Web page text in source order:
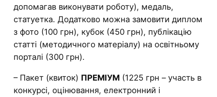
допомагав виконувати роботу), медаль,
статуетка. Додатково можна замовити диплом
з фото (100 грн), кубок (450 грн), публікацію
статті (методичного матеріалу) на освітньому
порталі (300 грн).
– Пакет (квиток) ПРЕМІУМ (1225 грн – участь в
конкурсі, оцінювання, електронний і